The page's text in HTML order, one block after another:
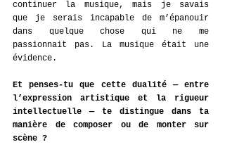
continuer la musique, mais je savais
que je serais incapable de m’épanouir
dans quelque chose qui ne me
passionnait pas. La musique était une
évidence.
Et penses-tu que cette dualité — entre
l’expression artistique et la rigueur
intellectuelle — te distingue dans ta
manière de composer ou de monter sur
scène ?